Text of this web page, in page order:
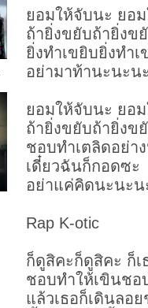
ยอมให้จับนะ ยอ
ถ้ายิ่งขยับถ้ายิ่งข
ยิ่งทำเขยิบยิ่งทำ
อย่ามาท้านะนะน
ยอมให้จับนะ ยอ
ถ้ายิ่งขยับถ้ายิ่งข
ชอบทำเตลิดอย่า
เดี๋ยวฉันก็กอดซะ
อย่าแค่คิดนะนะ
Rap K-otic
ก็ดูสิคะก็ดูสิคะ ก็เ
ชอบทำให้เขินชอ
แล้วเธอก็เดินลอย